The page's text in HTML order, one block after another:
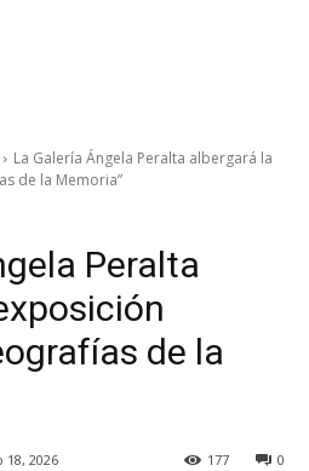
La Galería Ángela Peralta albergará la
de la Memoria”
Peralta
de la
18, 2026 0
177